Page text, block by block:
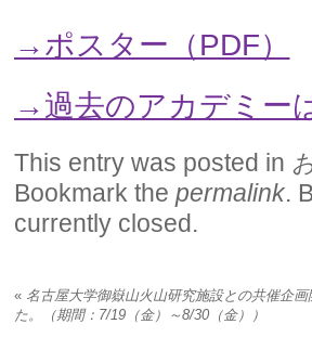
→ポスター（PDF）
→過去のアカデミー
This entry was posted in
Bookmark the permalink.
currently closed.
«名古屋大学御嶽山火山研究施設との共催企画
た。（期間：7/19（金）～8/30（金））